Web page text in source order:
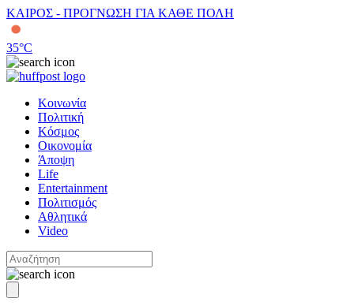
ΚΑΙΡΟΣ - ΠΡΟΓΝΩΣΗ ΓΙΑ ΚΑΘΕ ΠΟΛΗ
35°C
Κοινωνία
Πολιτική
Κόσμος
Οικονομία
Άποψη
Life
Entertainment
Πολιτισμός
Αθλητικά
Video